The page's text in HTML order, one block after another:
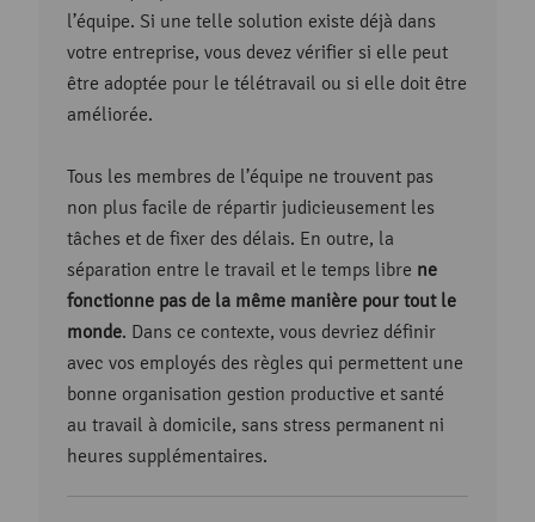
l’équipe. Si une telle solution existe déjà dans
votre entreprise, vous devez vérifier si elle peut
être adoptée pour le télétravail ou si elle doit être
améliorée.
Tous les membres de l’équipe ne trouvent pas
non plus facile de répartir judicieusement les
tâches et de fixer des délais. En outre, la
séparation entre le travail et le temps libre ne
fonctionne pas de la même manière pour tout le
monde. Dans ce contexte, vous devriez définir
avec vos employés des règles qui permettent une
bonne organisation gestion productive et santé
au travail à domicile, sans stress permanent ni
heures supplémentaires.